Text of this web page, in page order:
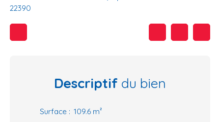
22390
Descriptif du bien
Surface : 109.6 m²